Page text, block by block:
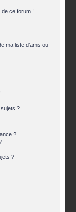
de ce forum !
ma liste d’amis ou
?
?
?